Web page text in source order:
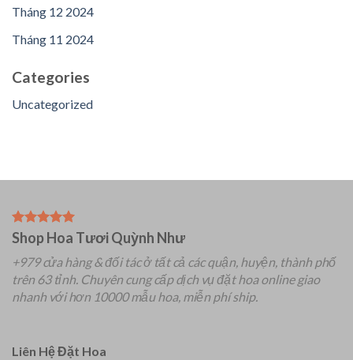
Tháng 12 2024
Tháng 11 2024
Categories
Uncategorized
Shop Hoa Tươi Quỳnh Như
+979 cửa hàng & đối tác ở tất cả các quận, huyện, thành phố
trên 63 tỉnh. Chuyên cung cấp dịch vụ đặt hoa online giao
nhanh với hơn 10000 mẫu hoa, miễn phí ship.
Liên Hệ Đặt Hoa